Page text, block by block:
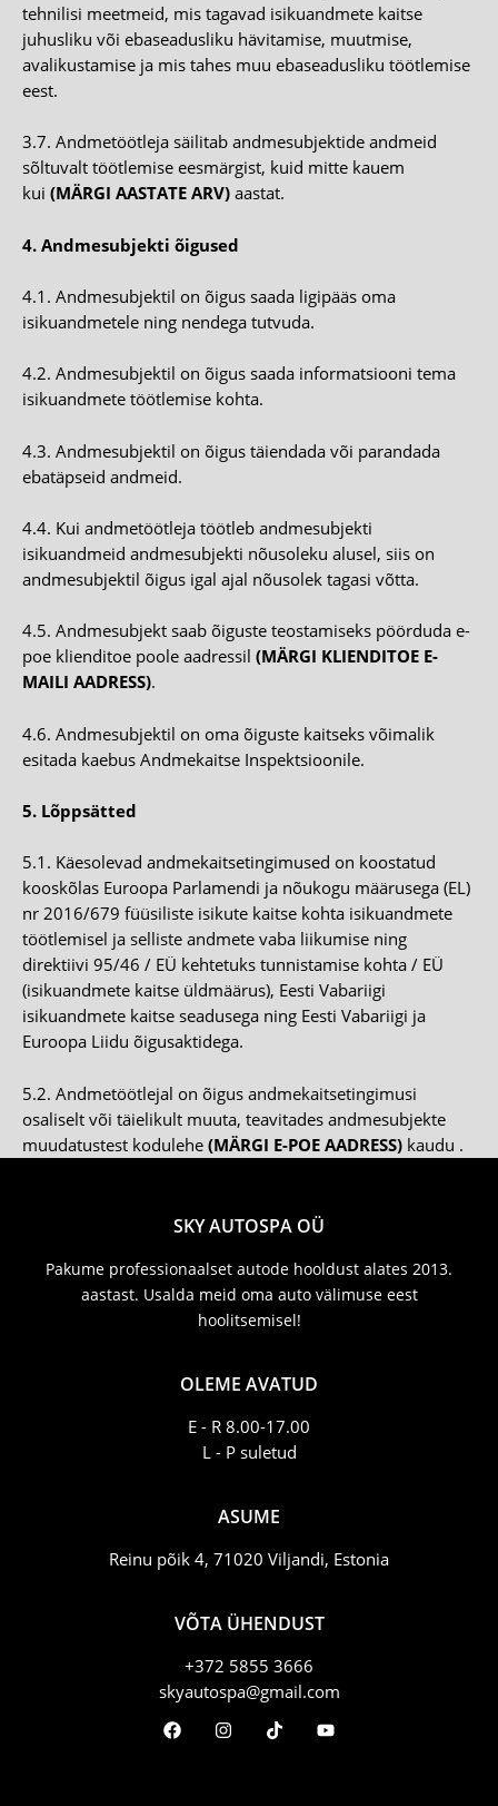
tehnilisi meetmeid, mis tagavad isikuandmete kaitse
juhusliku või ebaseadusliku hävitamise, muutmise,
avalikustamise ja mis tahes muu ebaseadusliku töötlemise
eest.
3.7. Andmetöötleja säilitab andmesubjektide andmeid
sõltuvalt töötlemise eesmärgist, kuid mitte kauem
kui (MÄRGI AASTATE ARV) aastat.
4. Andmesubjekti õigused
4.1. Andmesubjektil on õigus saada ligipääs oma
isikuandmetele ning nendega tutvuda.
4.2. Andmesubjektil on õigus saada informatsiooni tema
isikuandmete töötlemise kohta.
4.3. Andmesubjektil on õigus täiendada või parandada
ebatäpseid andmeid.
4.4. Kui andmetöötleja töötleb andmesubjekti
isikuandmeid andmesubjekti nõusoleku alusel, siis on
andmesubjektil õigus igal ajal nõusolek tagasi võtta.
4.5. Andmesubjekt saab õiguste teostamiseks pöörduda e-
poe klienditoe poole aadressil (MÄRGI KLIENDITOE E-
MAILI AADRESS).
4.6. Andmesubjektil on oma õiguste kaitseks võimalik
esitada kaebus Andmekaitse Inspektsioonile.
5. Lõppsätted
5.1. Käesolevad andmekaitsetingimused on koostatud
kooskõlas Euroopa Parlamendi ja nõukogu määrusega (EL)
nr 2016/679 füüsiliste isikute kaitse kohta isikuandmete
töötlemisel ja selliste andmete vaba liikumise ning
direktiivi 95/46 / EÜ kehtetuks tunnistamise kohta / EÜ
(isikuandmete kaitse üldmäärus), Eesti Vabariigi
isikuandmete kaitse seadusega ning Eesti Vabariigi ja
Euroopa Liidu õigusaktidega.
5.2. Andmetöötlejal on õigus andmekaitsetingimusi
osaliselt või täielikult muuta, teavitades andmesubjekte
muudatustest kodulehe (MÄRGI E-POE AADRESS) kaudu .
SKY AUTOSPA OÜ
Pakume professionaalset autode hooldust alates 2013.
aastast. Usalda meid oma auto välimuse eest
hoolitsemisel!
OLEME AVATUD
E - R 8.00-17.00
L - P suletud
ASUME
Reinu põik 4, 71020 Viljandi, Estonia
VÕTA ÜHENDUST
+372 5855 3666
skyautospa@gmail.com